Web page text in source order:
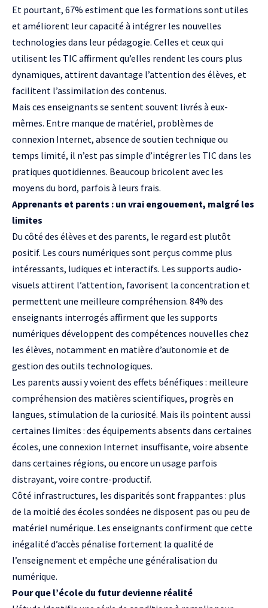
Et pourtant, 67% estiment que les formations sont utiles
et améliorent leur capacité à intégrer les nouvelles
technologies dans leur pédagogie. Celles et ceux qui
utilisent les TIC affirment qu’elles rendent les cours plus
dynamiques, attirent davantage l’attention des élèves, et
facilitent l’assimilation des contenus.
Mais ces enseignants se sentent souvent livrés à eux-
mêmes. Entre manque de matériel, problèmes de
connexion Internet, absence de soutien technique ou
temps limité, il n’est pas simple d’intégrer les TIC dans les
pratiques quotidiennes. Beaucoup bricolent avec les
moyens du bord, parfois à leurs frais.
Apprenants et parents : un vrai engouement, malgré les
limites
Du côté des élèves et des parents, le regard est plutôt
positif. Les cours numériques sont perçus comme plus
intéressants, ludiques et interactifs. Les supports audio-
visuels attirent l’attention, favorisent la concentration et
permettent une meilleure compréhension. 84% des
enseignants interrogés affirment que les supports
numériques développent des compétences nouvelles chez
les élèves, notamment en matière d’autonomie et de
gestion des outils technologiques.
Les parents aussi y voient des effets bénéfiques : meilleure
compréhension des matières scientifiques, progrès en
langues, stimulation de la curiosité. Mais ils pointent aussi
certaines limites : des équipements absents dans certaines
écoles, une connexion Internet insuffisante, voire absente
dans certaines régions, ou encore un usage parfois
distrayant, voire contre-productif.
Côté infrastructures, les disparités sont frappantes : plus
de la moitié des écoles sondées ne disposent pas ou peu de
matériel numérique. Les enseignants confirment que cette
inégalité d’accès pénalise fortement la qualité de
l’enseignement et empêche une généralisation du
numérique.
Pour que l’école du futur devienne réalité